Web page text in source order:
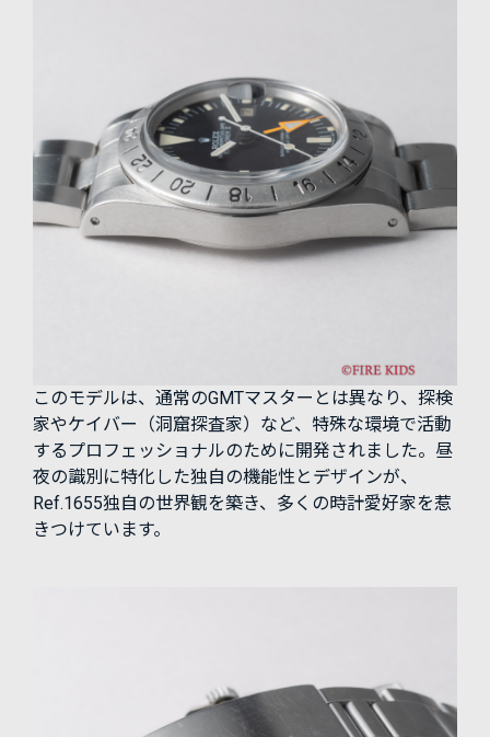
このモデルは、通常のGMTマスターとは異なり、探検
家やケイバー（洞窟探査家）など、特殊な環境で活動
するプロフェッショナルのために開発されました。昼
夜の識別に特化した独自の機能性とデザインが、
Ref.1655独自の世界観を築き、多くの時計愛好家を惹
きつけています。